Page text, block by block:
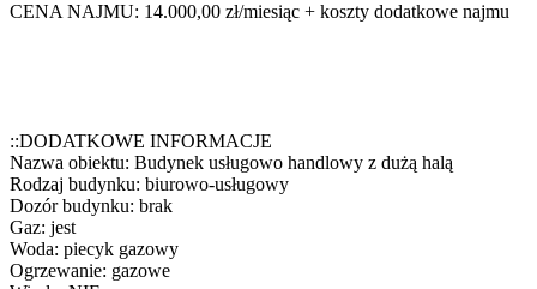
CENA NAJMU: 14.000,00 zł/miesiąc + koszty dodatkowe najmu
::DODATKOWE INFORMACJE
Nazwa obiektu: Budynek usługowo handlowy z dużą halą
Rodzaj budynku: biurowo-usługowy
Dozór budynku: brak
Gaz: jest
Woda: piecyk gazowy
Ogrzewanie: gazowe